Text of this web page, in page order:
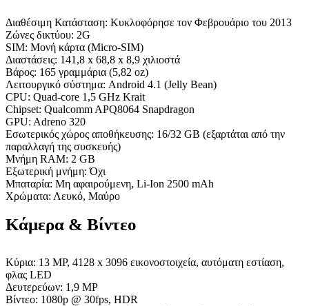
Διαθέσιμη Κατάσταση: Κυκλοφόρησε τον Φεβρουάριο του 2013
Ζώνες δικτύου: 2G
SIM: Μονή κάρτα (Micro-SIM)
Διαστάσεις: 141,8 x 68,8 x 8,9 χιλιοστά
Βάρος: 165 γραμμάρια (5,82 oz)
Λειτουργικό σύστημα: Android 4.1 (Jelly Bean)
CPU: Quad-core 1,5 GHz Krait
Chipset: Qualcomm APQ8064 Snapdragon
GPU: Adreno 320
Εσωτερικός χώρος αποθήκευσης: 16/32 GB (εξαρτάται από την
παραλλαγή της συσκευής)
Μνήμη RAM: 2 GB
Εξωτερική μνήμη: Όχι
Μπαταρία: Μη αφαιρούμενη, Li-Ion 2500 mAh
Χρώματα: Λευκό, Μαύρο
Κάμερα & Βίντεο
Κύρια: 13 MP, 4128 x 3096 εικονοστοιχεία, αυτόματη εστίαση,
φλας LED
Δευτερεύων: 1,9 MP
Βίντεο: 1080p @ 30fps, HDR